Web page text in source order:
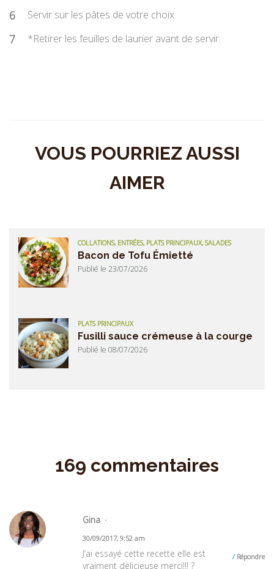
6 Servir sur les pâtes de votre choix.
7 *Retirer les feuilles de laurier avant de servir.
VOUS POURRIEZ AUSSI
AIMER
COLLATIONS, ENTRÉES, PLATS PRINCIPAUX, SALADES
Bacon de Tofu Émietté
Publié le 23/07/2026
PLATS PRINCIPAUX
Fusilli sauce crémeuse à la courge
Publié le 08/07/2026
169 commentaires
Gina
30/09/2017, 9:52 am
Répondre
J’ai essayé cette recette elle est
vraiment délicieuse merci!!! ?